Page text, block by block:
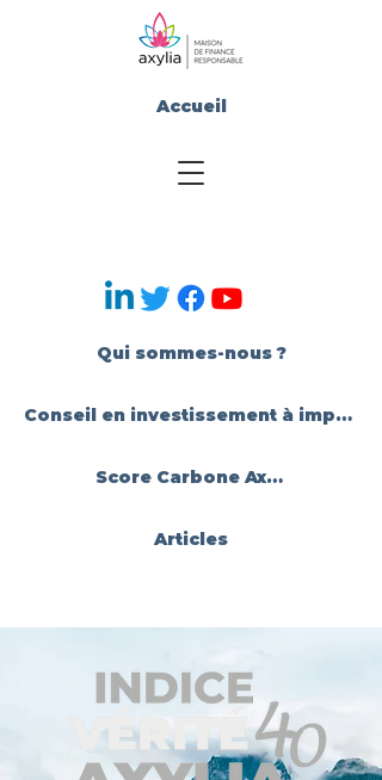
Accueil
Qui sommes-nous ?
Conseil en investissement à impact
Score Carbone Axylia®
Articles